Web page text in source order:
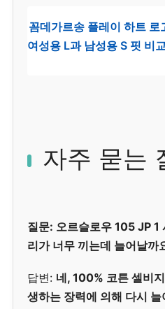
꼼데가르송 플레이 하트
여성용 L과 남성용 S 핏 비교
자주 묻는
질문: 오르슬로우 105 JP 1
리가 너무 끼는데 늘어날까
답변: 네, 100% 코튼 셀비
생하는 장력에 의해 다시 늘